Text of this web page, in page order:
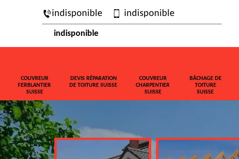
indisponible indisponible
indisponible
COUVREUR
FERBLANTIER
SUISSE
DEVIS RÉPARATION
DE TOITURE SUISSE
COUVREUR
CHARPENTIER
SUISSE
BÂCHAGE DE
TOITURE
SUISSE